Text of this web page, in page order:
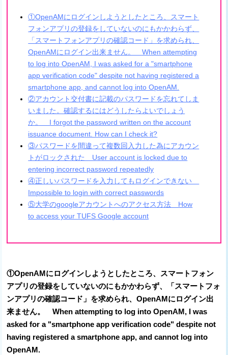
①OpenAMにログインしようとしたところ、スマート
フォンアプリの登録をしていないのにもかかわらず、
「スマートフォンアプリの確認コード」を求められ、
OpenAMにログイン出来ません。 When attempting
to log into OpenAM, I was asked for a "smartphone
app verification code" despite not having registered a
smartphone app, and cannot log into OpenAM.
②アカウント交付書に記載のパスワードを忘れてしま
いました。確認するにはどうしたらよいでしょう
か。 I forgot the password written on the account
issuance document. How can I check it?
③パスワードを間違って複数回入力した為にアカウン
トがロックされた User account is locked due to
entering incorrect password repeatedly
④正しいパスワードを入力してもログインできない
Impossible to login with correct passwords
⑤大学のgoogleアカウントへのアクセス方法 How
to access your TUFS Google account
①OpenAMにログインしようとしたところ、スマートフォン
アプリの登録をしていないのにもかかわらず、「スマートフォ
ンアプリの確認コード」を求められ、OpenAMにログイン出
来ません。 When attempting to log into OpenAM, I was
asked for a "smartphone app verification code" despite not
having registered a smartphone app, and cannot log into
OpenAM.